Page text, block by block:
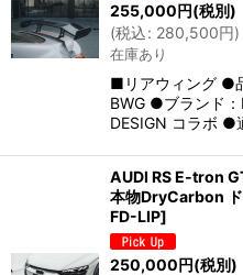
255,000円(税別)
(税込: 280,500円)
在庫あり
■リアウィング ●
BWG ●ブランド
DESIGN コラボ ●
AUDI RS E-tron
本物DryCarbon
FD-LIP]
250,000円(税別)